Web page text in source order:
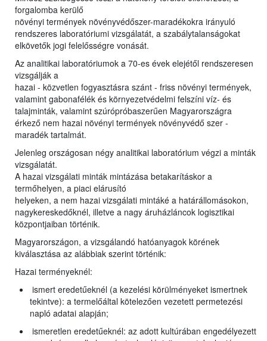
forgalomba kerülő
növényi termények növényvédőszer-maradékokra irányuló
rendszeres laboratóriumi vizsgálatát, a szabálytalanságokat
elkövetők jogi felelősségre vonását.
Az analitikai laboratóriumok a 70-es évek elejétől rendszeresen
vizsgálják a
hazai - közvetlen fogyasztásra szánt - friss növényi termények,
valamint gabonafélék és környezetvédelmi felszíni víz- és
talajminták, valamint szúrópróbaszerűen Magyarországra
érkező nem hazai növényi termények növényvédő szer -
maradék tartalmát.
Jelenleg országosan négy analitikai laboratórium végzi a minták
vizsgálatát.
A hazai vizsgálati minták mintázása betakarításkor a
termőhelyen, a piaci elárusító
helyeken, a nem hazai vizsgálati mintáké a határállomásokon,
nagykereskedőknél, illetve a nagy áruházláncok logisztikai
központjaiban történik.
Magyarországon, a vizsgálandó hatóanyagok körének
kiválasztása az alábbiak szerint történik:
Hazai terményeknél:
ismert eredetűeknél (a kezelési körülményeket ismertnek
tekintve): a termelőáltal kötelezően vezetett permetezési
napló adatai alapján;
ismeretlen eredetűeknél: az adott kultúrában engedélyezett